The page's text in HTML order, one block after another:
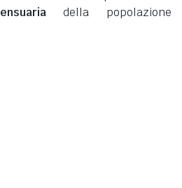
della popolazione